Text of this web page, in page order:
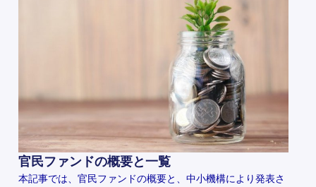
官民ファンドの概要と一覧
本記事では、官民ファンドの概要と、中小機構により発表さ